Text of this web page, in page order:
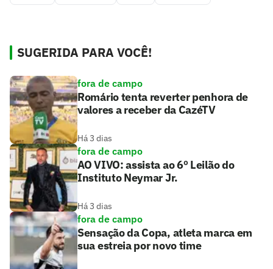
SUGERIDA PARA VOCÊ!
fora de campo
Romário tenta reverter penhora de
valores a receber da CazéTV
Há 3 dias
fora de campo
AO VIVO: assista ao 6º Leilão do
Instituto Neymar Jr.
Há 3 dias
fora de campo
Sensação da Copa, atleta marca em
sua estreia por novo time